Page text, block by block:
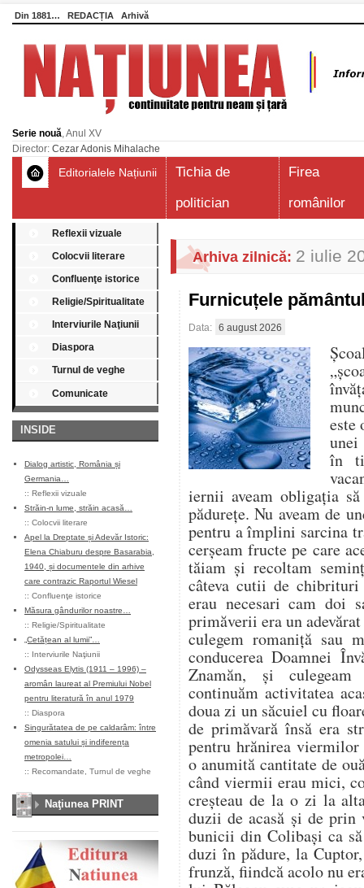
Din 1881… REDACȚIA Arhivă
Serie nouă, Anul XV
Director: Cezar Adonis Mihalache
Editorialele Națiunii
Tichia de
politician
Firea
românilor
Reflexii vizuale
Colocvii literare
Confluenţe istorice
Religie/Spiritualitate
Interviurile Naţiunii
Diaspora
Turnul de veghe
Comunicate
INSIDE
Dialog artistic, România și
Germania…
:: Reflexii vizuale
Străin-n lume, străin acasă…
:: Colocvii literare
Apel la Dreptate și Adevăr Istoric:
Elena Chiaburu despre Basarabia,
1940, și documentele din arhive
care contrazic Raportul Wiesel
:: Confluenţe istorice
Măsura gândurilor noastre…
:: Religie/Spiritualitate
„Cetățean al lumii”…
:: Interviurile Naţiunii
Odysseas Elytis (1911 – 1996) –
aromân laureat al Premiului Nobel
pentru literatură în anul 1979
:: Diaspora
Singurătatea de pe caldarâm: între
omenia satului și indiferența
metropolei…
:: Recomandate Turnul de veghe
Naţiunea PRINT
Arhiva zilnică: 2 iulie
Furnicuțele
Data: 6 august 2026
este
unei
în
iernii aveam obligația
pădurețe. Nu aveam de
pentru a împlini sarcina
cerșeam fructe pe care
tăiam și recoltam
câteva cutii de chibrituri
erau necesari cam doi
primăverii era un
culegem romaniță sau
conducerea Doamnei
Znamăn, și
continuăm activitatea
doua zi un săcuiel cu
de primăvară însă era
pentru hrănirea viermilor
o anumită cantitate de
când viermii erau mici,
creșteau de la o zi la
duzii de acasă și de prin
bunicii din Colibași ca
duzi în pădure, la
frunză, fiindcă acolo nu